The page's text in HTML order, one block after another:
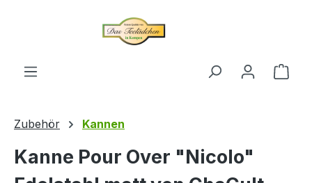
Zubehör Kannen
Kanne Pour Over "Nicolo"